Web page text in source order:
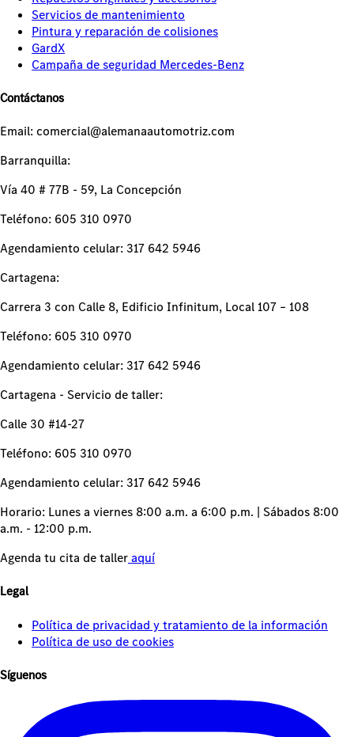
Servicios de mantenimiento
Pintura y reparación de colisiones
GardX
Campaña de seguridad Mercedes-Benz
Contáctanos
Email: comercial@alemanaautomotriz.com
Barranquilla:
Vía 40 # 77B - 59, La Concepción
Teléfono: 605 310 0970
Agendamiento celular: 317 642 5946
Cartagena:
Carrera 3 con Calle 8, Edificio Infinitum, Local 107 – 108
Teléfono: 605 310 0970
Agendamiento celular: 317 642 5946
Cartagena - Servicio de taller:
Calle 30 #14-27
Teléfono: 605 310 0970
Agendamiento celular: 317 642 5946
Horario: Lunes a viernes 8:00 a.m. a 6:00 p.m. | Sábados 8:00
a.m. - 12:00 p.m.
Agenda tu cita de talleraquí
Legal
Política de privacidad y tratamiento de la información
Política de uso de cookies
Síguenos